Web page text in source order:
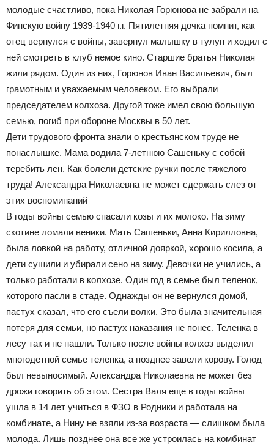
молодые счастливо, пока Николая Горюнова не забрали на
Финскую войну 1939-1940 г.г. Пятилетняя дочка помнит, как
отец вернулся с войны, завернул малышку в тулуп и ходил с
ней смотреть в клуб немое кино. Старшие братья Николая
жили рядом. Один из них, Горюнов Иван Васильевич, был
грамотным и уважаемым человеком. Его выбрали
председателем колхоза. Другой тоже имел свою большую
семью, погиб при обороне Москвы в 50 лет.
Дети трудового фронта знали о крестьянском труде не
понаслышке. Мама водила 7-летнюю Сашеньку с собой
теребить лен. Как болели детские ручки после тяжелого
труда! Александра Николаевна не может сдержать слез от
этих воспоминаний
В годы войны семью спасали козы и их молоко. На зиму
скотине ломали веники. Мать Сашеньки, Анна Кирилловна,
была ловкой на работу, отличной дояркой, хорошо косила, а
дети сушили и убирали сено на зиму. Девочки не учились, а
только работали в колхозе. Один год в семье был теленок,
которого пасли в стаде. Однажды он не вернулся домой,
пастух сказал, что его съели волки. Это была значительная
потеря для семьи, но пастух наказания не понес. Теленка в
лесу так и не нашли. Только после войны колхоз выделил
многодетной семье теленка, а позднее завели корову. Голод
был невыносимый. Александра Николаевна не может без
дрожи говорить об этом. Сестра Валя еще в годы войны
ушла в 14 лет учиться в ФЗО в Родники и работала на
комбинате, а Нину не взяли из-за возраста — слишком была
молода. Лишь позднее она все же устроилась на комбинат